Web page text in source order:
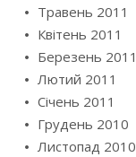
Травень 2011
Квітень 2011
Березень 2011
Лютий 2011
Січень 2011
Грудень 2010
Листопад 2010